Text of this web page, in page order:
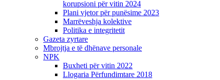
korupsioni për vitin 2024
Plani vjetor për punësime 2023
Marrëveshja kolektive
Politika e integritetit
Gazeta zyrtare
Mbrojtja e të dhënave personale
NPK
Buxheti për vitin 2022
Llogaria Përfundimtare 2018